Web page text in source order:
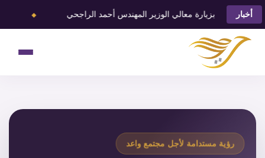
أخبارمعالي الوزير المهندس أحمد الراجحي ⬥ توادَّ تحقق
رؤية مستدامة لأجل مجتمع واعد